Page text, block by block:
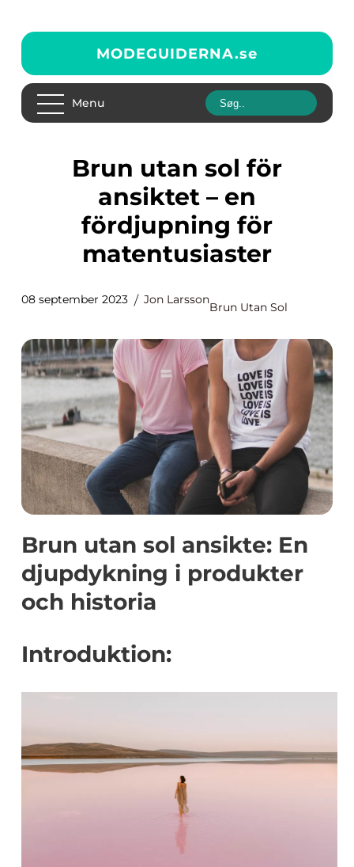
MODEGUIDERNA.se
Menu
Brun utan sol för
ansiktet – en
fördjupning för
matentusiaster
08 september 2023 Jon Larsson
Brun Utan Sol
Brun utan sol ansikte: En
djupdykning i produkter
och historia
Introduktion: